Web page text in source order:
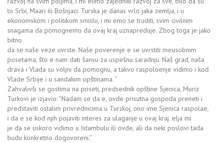
to Srbi, Maari ili Bošnjaci. Turska je danas vrlo jaka zemlja, i u
ekonomskom i politikom smislu, i mi emo se truditi, svim civilnim
snagama da pomognemo da ovaj kraj uznapreduje. Zbog toga je jako
bitno
da se naše veze uvrste. Naše poverenje e se uvrstiti meusobnim
posetama, što e nam dati šansu za uspešnu saradnju. Naš grad, naša
drava i Vlada su voljni da pomognu, a takvo raspoloenje vidimo i kod
Vlade Srbije i u sandakim opštinama. ”
Zahvalivši se gostima na poseti, predsednik opštine Sjenica, Muriz
Turkovi je izjavio: ”Nadam se da e, ovde prisutna gospoda preneti i
predstaviti ostalim privrednicima u Turskoj, ono ime Sjenica raspolae,
i da e se kod njih pojaviti interes za ulaganje u ovaj kraj. elja mi
je da se uskoro vidimo u Istambulu ili ovde, ali da neki poslovi tada
budu konkretno dogovoreni.”